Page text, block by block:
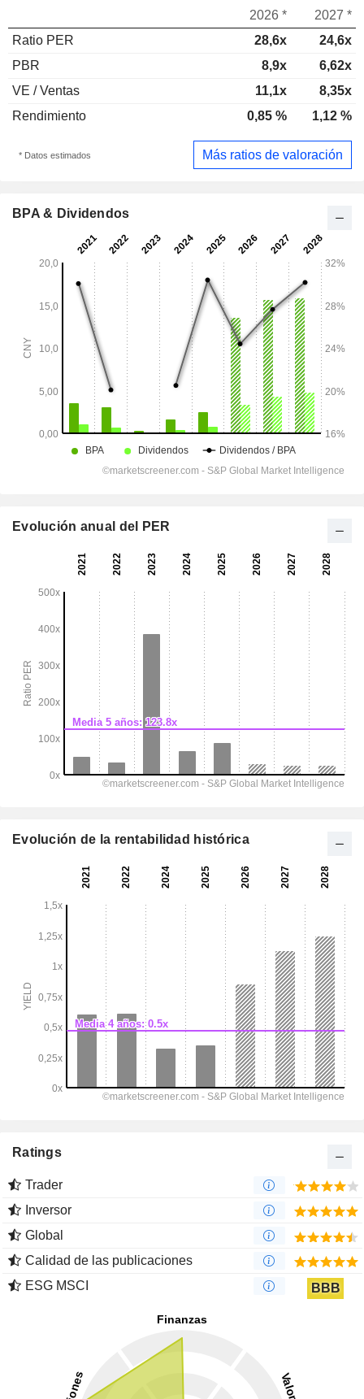
2026 *
2027 *
Ratio PER
28,6x
24,6x
PBR
8,9x
6,62x
VE / Ventas
11,1x
8,35x
Rendimiento
0,85 % 1,12 %
* Datos estimados Más ratios de valoración
BPA & Dividendos
Evolución anual del PER
Evolución de la rentabilidad histórica
Ratings
Trader
Inversor
Global
Calidad de las publicaciones
ESG MSCI
BBB